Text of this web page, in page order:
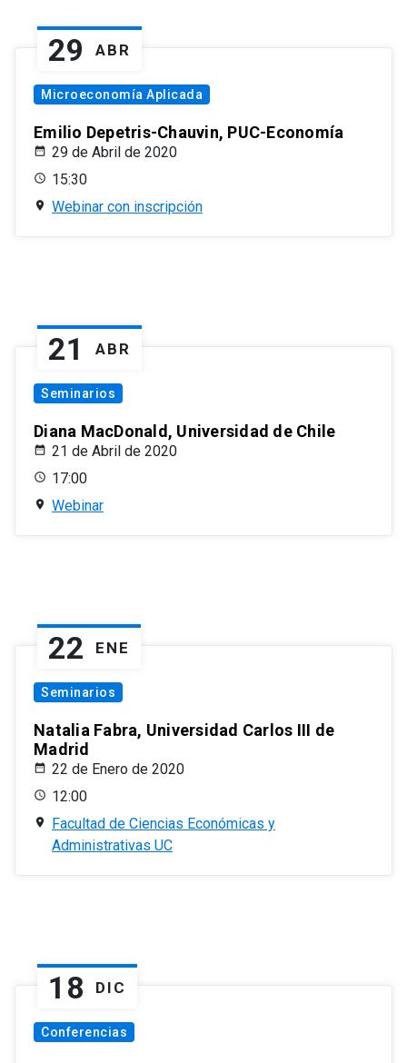
29 ABR
Microeconomía Aplicada
Emilio Depetris-Chauvin, PUC-Economía
29 de Abril de 2020
15:30
Webinar con inscripción
21 ABR
Seminarios
Diana MacDonald, Universidad de Chile
21 de Abril de 2020
17:00
Webinar
22 ENE
Seminarios
Natalia Fabra, Universidad Carlos III de
Madrid
22 de Enero de 2020
12:00
Facultad de Ciencias Económicas y
Administrativas UC
18 DIC
Conferencias